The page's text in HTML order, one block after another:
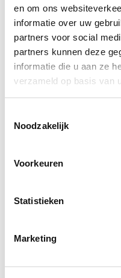
en om ons
informatie over uw
partners voor social
partners kunnen deze
informatie die u aan ze
verzameld op basis van
Noodzakelijk
Voorkeuren
Statistieken
Marketing
€